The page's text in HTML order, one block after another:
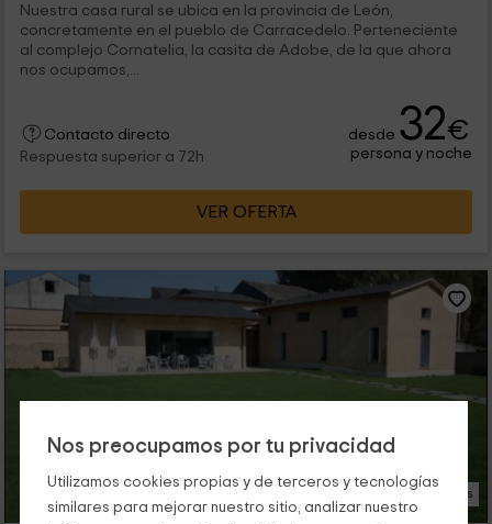
Nos preocupamos por tu privacidad
Utilizamos cookies propias y de terceros y tecnologías
similares para mejorar nuestro sitio, analizar nuestro
Nuestra casa rural se ubica en la provincia de León,
concretamente en el pueblo de Carracedelo. Perteneciente
al complejo Cornatelia, la casita de Adobe, de la que ahora
nos ocupamos,...
Contacto directo
Respuesta superior a 72h
desde 32€
persona y noche
VER OFERTA
15 Fotos